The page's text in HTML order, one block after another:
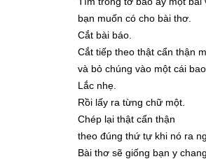
bạn muốn có cho bài thơ.
Cắt bài báo.
Cắt tiếp theo thật cẩn thận
và bỏ chúng vào một cái bao.
Lắc nhẹ.
Rồi lấy ra từng chữ một.
Chép lại thật cẩn thận
theo đúng thứ tự khi nó ra
Bài thơ sẽ giống bạn y chang.